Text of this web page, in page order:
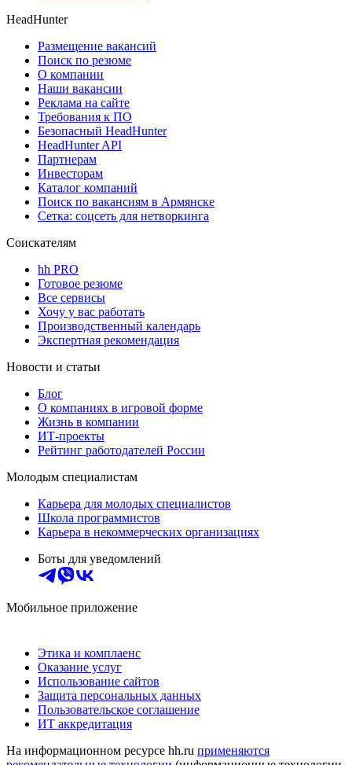
HeadHunter
Размещение вакансий
Поиск по резюме
О компании
Наши вакансии
Реклама на сайте
Требования к ПО
Безопасный HeadHunter
HeadHunter API
Партнерам
Инвесторам
Каталог компаний
Поиск по вакансиям в Армянске
Сетка: соцсеть для нетворкинга
Соискателям
hh PRO
Готовое резюме
Все сервисы
Хочу у вас работать
Производственный календарь
Экспертная рекомендация
Новости и статьи
Блог
О компаниях в игровой форме
Жизнь в компании
ИТ-проекты
Рейтинг работодателей России
Молодым специалистам
Карьера для молодых специалистов
Школа программистов
Карьера в некоммерческих организациях
Боты для уведомлений
Мобильное приложение
Этика и комплаенс
Оказание услуг
Использование сайтов
Защита персональных данных
Пользовательское соглашение
ИТ аккредитация
На информационном ресурсе hh.ru применяются